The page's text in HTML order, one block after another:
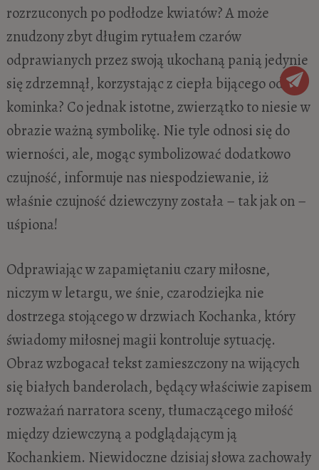
rozrzuconych po podłodze kwiatów? A może
znudzony zbyt długim rytuałem czarów
odprawianych przez swoją ukochaną panią jedynie
się zdrzemnął, korzystając z ciepła bijącego od
kominka? Co jednak istotne, zwierzątko to niesie w
obrazie ważną symbolikę. Nie tyle odnosi się do
wierności, ale, mogąc symbolizować dodatkowo
czujność, informuje nas niespodziewanie, iż
właśnie czujność dziewczyny została – tak jak on –
uśpiona!
Odprawiając w zapamiętaniu czary miłosne,
niczym w letargu, we śnie, czarodziejka nie
dostrzega stojącego w drzwiach Kochanka, który
świadomy miłosnej magii kontroluje sytuację.
Obraz wzbogacał tekst zamieszczony na wijących
się białych banderolach, będący właściwie zapisem
rozważań narratora sceny, tłumaczącego miłość
między dziewczyną a podglądającym ją
Kochankiem. Niewidoczne dzisiaj słowa zachowały